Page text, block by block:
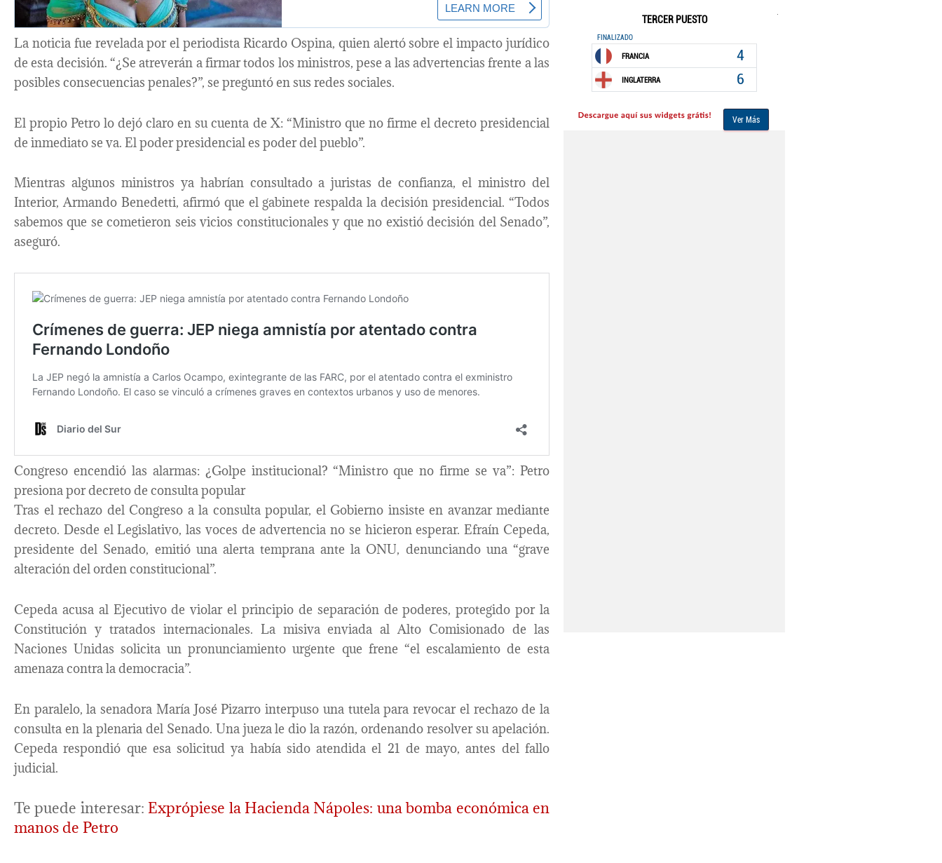
La noticia fue revelada por el periodista Ricardo Ospina, quien alertó sobre el impacto jurídico
de esta decisión. “¿Se atreverán a firmar todos los ministros, pese a las advertencias frente a las
posibles consecuencias penales?”, se preguntó en sus redes sociales.
El propio Petro lo dejó claro en su cuenta de X: “Ministro que no firme el decreto presidencial
de inmediato se va. El poder presidencial es poder del pueblo”.
Mientras algunos ministros ya habrían consultado a juristas de confianza, el ministro del
Interior, Armando Benedetti, afirmó que el gabinete respalda la decisión presidencial. “Todos
sabemos que se cometieron seis vicios constitucionales y que no existió decisión del Senado”,
aseguró.
Congreso encendió las alarmas: ¿Golpe institucional? “Ministro que no firme se va”: Petro
presiona por decreto de consulta popular
Tras el rechazo del Congreso a la consulta popular, el Gobierno insiste en avanzar mediante
decreto. Desde el Legislativo, las voces de advertencia no se hicieron esperar. Efraín Cepeda,
presidente del Senado, emitió una alerta temprana ante la ONU, denunciando una “grave
alteración del orden constitucional”.
Cepeda acusa al Ejecutivo de violar el principio de separación de poderes, protegido por la
Constitución y tratados internacionales. La misiva enviada al Alto Comisionado de las
Naciones Unidas solicita un pronunciamiento urgente que frene “el escalamiento de esta
amenaza contra la democracia”.
En paralelo, la senadora María José Pizarro interpuso una tutela para revocar el rechazo de la
consulta en la plenaria del Senado. Una jueza le dio la razón, ordenando resolver su apelación.
Cepeda respondió que esa solicitud ya había sido atendida el 21 de mayo, antes del fallo
judicial.
Te puede interesar: Exprópiese la Hacienda Nápoles: una bomba económica en
manos de Petro